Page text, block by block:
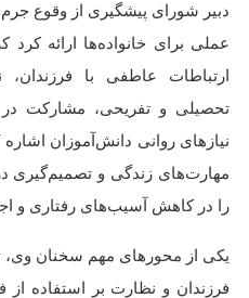
دبیر شورای پیشگیری از وقوع جرم
عملی برای خانواده‌ها ارائه
ارتباطات عاطفی با
تحصیلی و تفریحی، مشارکت
نیاز‌های روانی دانش‌آموزان
مهارت‌های زندگی و تصمیم‌گیری
را در کاهش آسیب‌های رفتاری و
یکی از محور‌های مهم سخنان وی،
فرزندان و نظارت بر استفاده